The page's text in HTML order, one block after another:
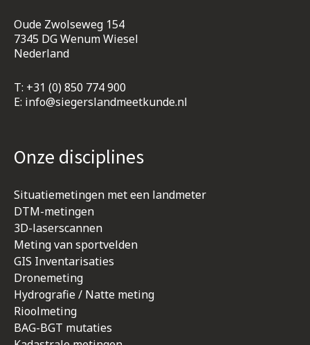
Oude Zwolseweg 154
7345 DG Wenum Wiesel
Nederland
T: +31 (0) 850 774 900
E: info@siegerslandmeetkunde.nl
Onze disciplines
Situatiemetingen met een landmeter
DTM-metingen
3D-laserscannen
Meting van sportvelden
GIS Inventarisaties
Dronemeting
Hydrografie / Natte meting
Rioolmeting
BAG-BGT mutaties